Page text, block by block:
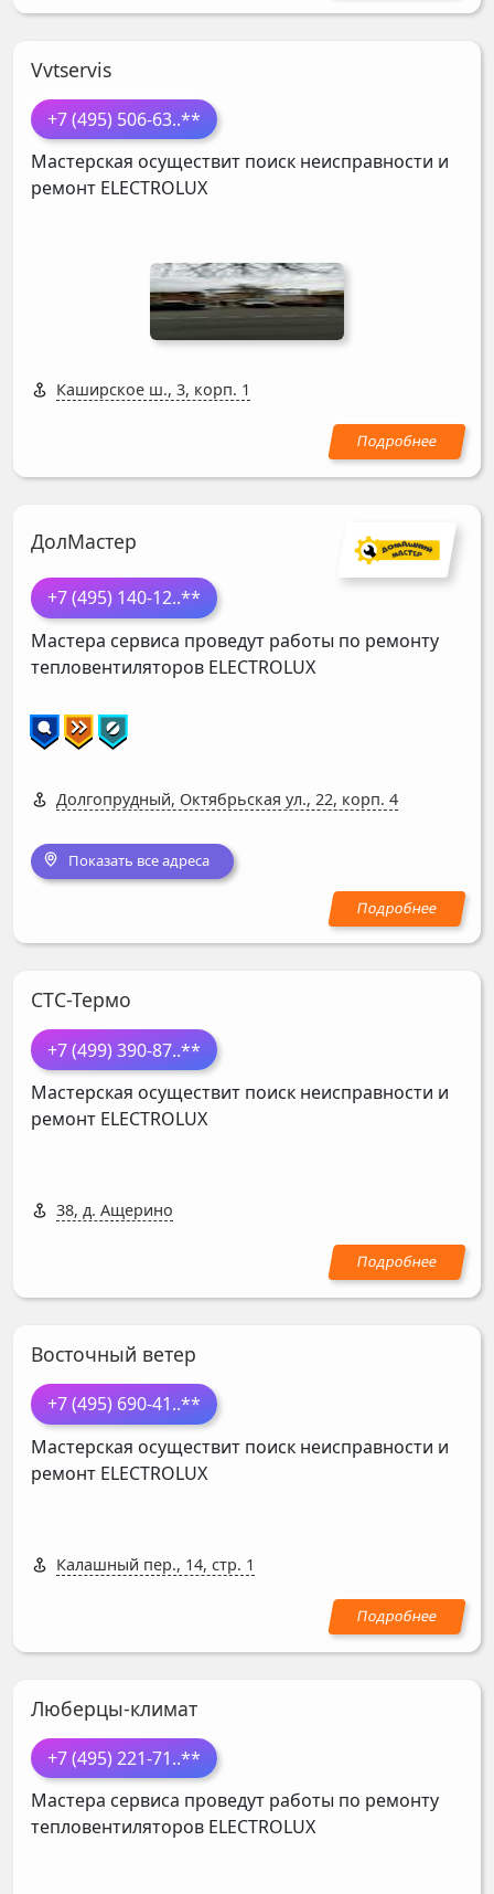
Vvtservis
+7 (495) 506-63..**
Мастерская осуществит поиск неисправности и
ремонт ELECTROLUX
Каширское ш., 3, корп. 1
ДолМастер
+7 (495) 140-12..**
Мастера сервиса проведут работы по ремонту
тепловентиляторов ELECTROLUX
Долгопрудный, Октябрьская ул., 22, корп. 4
Показать все адреса
СТС-Термо
+7 (499) 390-87..**
Мастерская осуществит поиск неисправности и
ремонт ELECTROLUX
38, д. Ащерино
Восточный ветер
+7 (495) 690-41..**
Мастерская осуществит поиск неисправности и
ремонт ELECTROLUX
Калашный пер., 14, стр. 1
Люберцы-климат
+7 (495) 221-71..**
Мастера сервиса проведут работы по ремонту
тепловентиляторов ELECTROLUX